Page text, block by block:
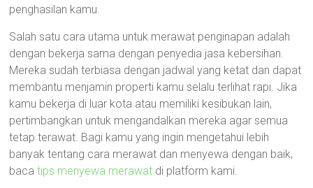
penghasilan kamu.
Salah satu cara utama untuk merawat penginapan adalah
dengan bekerja sama dengan penyedia jasa kebersihan.
Mereka sudah terbiasa dengan jadwal yang ketat dan dapat
membantu menjamin properti kamu selalu terlihat rapi. Jika
kamu bekerja di luar kota atau memiliki kesibukan lain,
pertimbangkan untuk mengandalkan mereka agar semua
tetap terawat. Bagi kamu yang ingin mengetahui lebih
banyak tentang cara merawat dan menyewa dengan baik,
bacatips menyewa merawat di platform kami.